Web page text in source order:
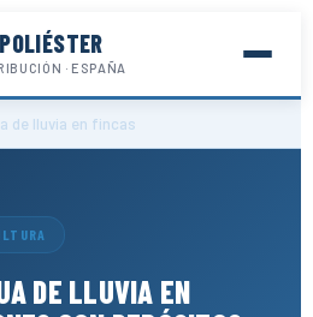
· ESPAÑA
de lluvia en fincas
DE LLUVIA EN